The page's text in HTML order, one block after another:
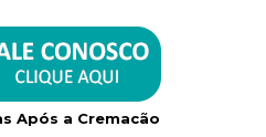
Após a Cremacão